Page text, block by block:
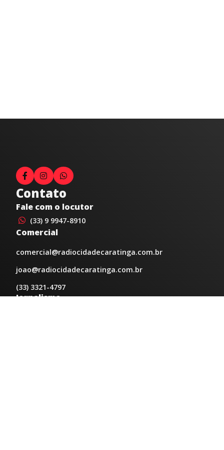
Contato
Fale com o locutor
(33) 9 9947-8910
Comercial
comercial@radiocidadecaratinga.com.br
joao@radiocidadecaratinga.com.br
(33) 3321-4797
Jornalismo